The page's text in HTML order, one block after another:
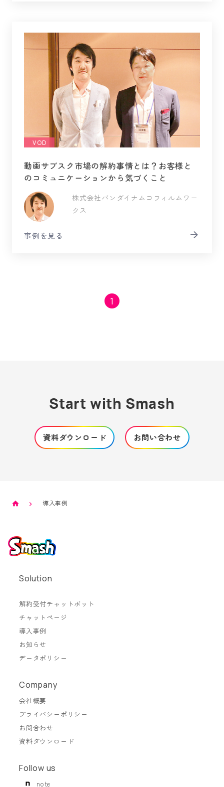
VOD
動画サブスク市場の解約事情とは？お客様と
のコミュニケーションから気づくこと
株式会社バンダイナムコフィルムワー
クス
事例を見る
1
Start with Smash
資料ダウンロード お問い合わせ
導入事例
Solution
解約受付チャットボット
チャットページ
導入事例
お知らせ
データポリシー
Company
会社概要
プライバシーポリシー
お問合わせ
資料ダウンロード
Follow us
note